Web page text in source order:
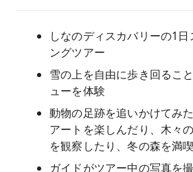
しなのディスカバリーの1
ングツアー
雪の上を自由に歩き回るこ
ューを体験
動物の足跡を追いかけてみ
アートを楽しんだり、木々
を観察したり、冬の森を満
ガイドがツアー中の写真を